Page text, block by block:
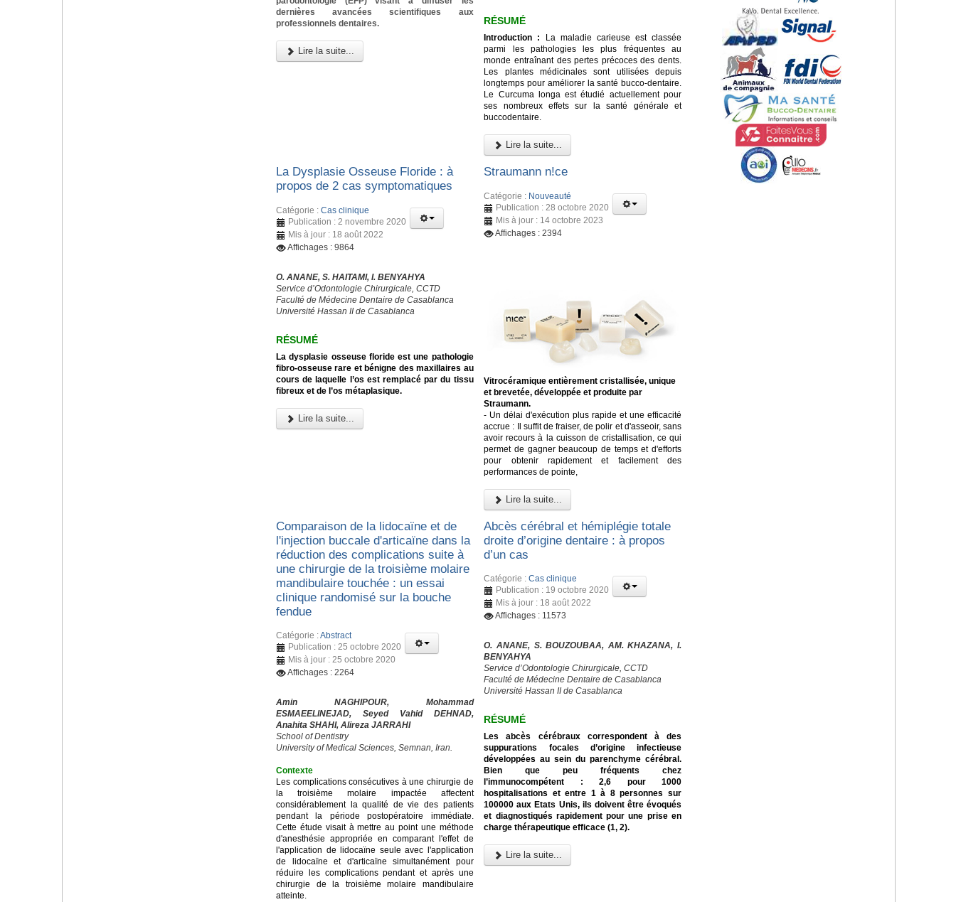
dernières avancées scientifiques aux
professionnels dentaires.
Lire la suite...
RÉSUMÉ
Introduction :
La maladie carieuse est classée
parmi les pathologies les plus fréquentes au
monde entraînant des pertes précoces des dents.
Les plantes médicinales sont utilisées depuis
longtemps pour améliorer la santé bucco-dentaire.
Le Curcuma longa est étudié actuellement pour
ses nombreux effets sur la santé générale et
buccodentaire.
Lire la suite...
La Dysplasie Osseuse Floride : à
propos de 2 cas symptomatiques
Catégorie : Cas clinique
Publication : 2 novembre 2020
Mis à jour : 18 août 2022
Affichages : 9864
O. ANANE, S. HAITAMI, I. BENYAHYA
Service d’Odontologie Chirurgicale, CCTD
Faculté de Médecine Dentaire de Casablanca
Université Hassan II de Casablanca
RÉSUMÉ
La dysplasie osseuse floride est une pathologie
fibro-osseuse rare et bénigne des maxillaires au
cours de laquelle l’os est remplacé par du tissu
fibreux et de l’os métaplasique.
Lire la suite...
Straumann n!ce
Catégorie : Nouveauté
Publication : 28 octobre 2020
Mis à jour : 14 octobre 2023
Affichages : 2394
Vitrocéramique entièrement cristallisée, unique
et brevetée, développée et produite par
Straumann.
- Un délai d'exécution plus rapide et une efficacité
accrue : Il suffit de fraiser, de polir et d'asseoir, sans
avoir recours à la cuisson de cristallisation, ce qui
permet de gagner beaucoup de temps et d'efforts
pour obtenir rapidement et facilement des
performances de pointe,
Lire la suite...
Comparaison de la lidocaïne et de
l'injection buccale d'articaïne dans la
réduction des complications suite à
une chirurgie de la troisième molaire
mandibulaire touchée : un essai
clinique randomisé sur la bouche
fendue
Catégorie :Abstract
Publication : 25 octobre 2020
Mis à jour : 25 octobre 2020
Affichages : 2264
Amin NAGHIPOUR, Mohammad
ESMAEELINEJAD, Seyed Vahid DEHNAD,
Anahita SHAHI, Alireza JARRAHI
School of Dentistry
University of Medical Sciences, Semnan, Iran.
Contexte
Les complications consécutives à une chirurgie de
la troisième molaire impactée affectent
considérablement la qualité de vie des patients
pendant la période postopératoire immédiate.
Cette étude visait à mettre au point une méthode
d'anesthésie appropriée en comparant l'effet de
l'application de lidocaïne seule avec l'application
de lidocaïne et d'articaïne simultanément pour
réduire les complications pendant et après une
chirurgie de la troisième molaire mandibulaire
atteinte.
Abcès cérébral et hémiplégie totale
droite d’origine dentaire : à propos
d’un cas
Catégorie :Cas clinique
Publication : 19 octobre 2020
Mis à jour : 18 août 2022
Affichages : 11573
O. ANANE, S. BOUZOUBAA, AM. KHAZANA, I.
BENYAHYA
Service d’Odontologie Chirurgicale, CCTD
Faculté de Médecine Dentaire de Casablanca
Université Hassan II de Casablanca
RÉSUMÉ
Les abcès cérébraux correspondent à des
suppurations focales d’origine infectieuse
développées au sein du parenchyme cérébral.
Bien que peu fréquents chez
l’immunocompétent : 2,6 pour 1000
hospitalisations et entre 1 à 8 personnes sur
100000 aux Etats Unis, ils doivent être évoqués
et diagnostiqués rapidement pour une prise en
charge thérapeutique efficace (1, 2).
Lire la suite...